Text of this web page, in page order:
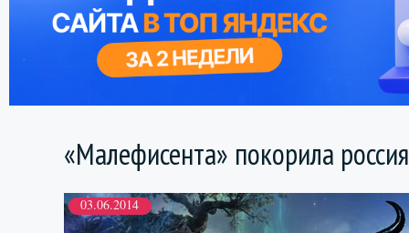
«Малефисента» покорила
03.06.2014